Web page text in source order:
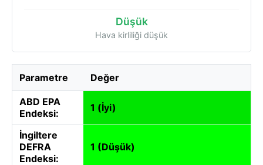
Düşük
Hava kirliliği düşük
Parametre Değer
ABD EPA
Endeksi:
1 (İyi)
İngiltere
DEFRA
Endeksi:
1 (Düşük)